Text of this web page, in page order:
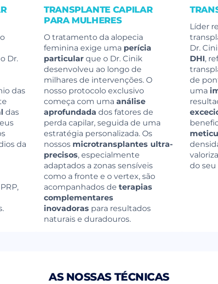
Dr.
das
das
da
TRANSPLANTE CAPILAR
PARA MULHERES
O tratamento da alopecia
feminina exige uma perícia
particularque o Dr. Cinik
desenvolveu ao longo de
milhares de intervenções. O
nosso protocolo exclusivo
começa com uma análise
aprofundada dos fatores de
perda capilar, seguida de uma
estratégia personalizada. Os
nossos microtransplantes ultra-
precisos, especialmente
adaptados a zonas sensíveis
como a fronte e o vertex, são
acompanhados de terapias
complementares
inovadoras para resultados
naturais e duradouros.
Líder
Dr.
DHI,
de
uma
do seu
AS NOSSAS TÉCNICAS